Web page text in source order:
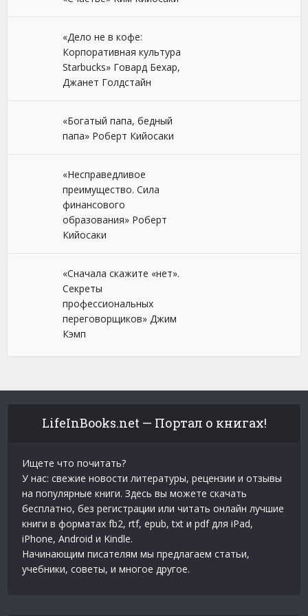
«Дело не в кофе:
Корпоративная культура
Starbucks» Говард Бехар,
Джанет Голдстайн
«Богатый папа, бедный
папа» Роберт Кийосаки
«Несправедливое
преимущество. Сила
финансового
образования» Роберт
Кийосаки
«Сначала скажите «нет».
Секреты
профессиональных
переговорщиков» Джим
Кэмп
LifeInBooks.net — Портал о книгах!
Ищете что почитать?
У нас: свежие новости литературы, рецензии и отзывы
на популярные книги. Здесь вы можете скачать
бесплатно, без регистрации или читать онлайн лучшие
книги в форматах fb2, rtf, epub, txt и pdf для iPad,
iPhone, Android и Kindle.
Начинающим писателям мы предлагаем статьи,
учебники, советы, и многое другое.